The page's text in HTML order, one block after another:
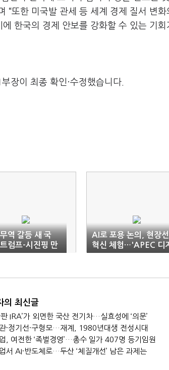
“또한 미국발 관세 등 세계 경제 질서 변화
한국의 경제 안보를 강화할 수 있는 기회
장이 최종 확인·수정했습니다.
무역 갈등 새 국
럼프-시진핑 만
각'
AI로 포용 논의, 현장선
혁신 체험…'APEC 디
털·AI 포럼' 성료
의 최신글
판 IRA’가 외면한 국산 전기차…실효성에 ‘의문’
·정기선·구형모…재계, 1980년대생 전성시대
, 여전한 ‘족벌경영’…총수 일가 407명 등기임원
서 AI·반도체로…두산 ‘체질개선’ 남은 과제는